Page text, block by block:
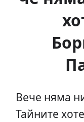
Вече няма
Тайните